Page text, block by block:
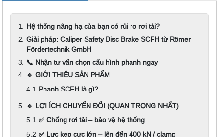
Hệ thống nâng hạ của bạn có rủi ro rơi tải?
Giải pháp: Caliper Safety Disc Brake SCFH từ Römer
Fördertechnik GmbH
📞 Nhận tư vấn chọn cấu hình phanh ngay
🔹 GIỚI THIỆU SẢN PHẨM
Phanh SCFH là gì?
🔹 LỢI ÍCH CHUYỂN ĐỔI (QUAN TRỌNG NHẤT)
✅ Chống rơi tải – bảo vệ hệ thống
✅ Lực kẹp cực lớn – lên đến 400 kN / clamp